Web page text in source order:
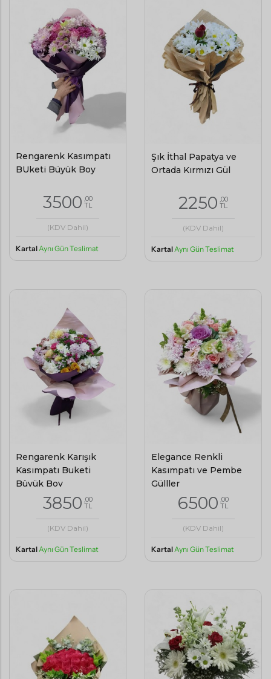
Rengarenk Kasımpatı
BUketi Büyük Boy
3500 ,00
TL
(KDV Dahil)
Kartal Aynı Gün Teslimat
Şık İthal Papatya ve
Ortada Kırmızı Gül
2250 ,00
TL
(KDV Dahil)
Kartal Aynı Gün Teslimat
Rengarenk Karışık
Kasımpatı Buketi
Büyük Boy
3850 ,00
TL
(KDV Dahil)
Kartal Aynı Gün Teslimat
Elegance Renkli
Kasımpatı ve Pembe
Gülller
6500 ,00
TL
(KDV Dahil)
Kartal Aynı Gün Teslimat